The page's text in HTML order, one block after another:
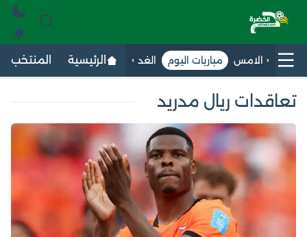
الامس مباريات اليوم الغد الرئيسية المنتخب
تعاقدات ريال مدريد